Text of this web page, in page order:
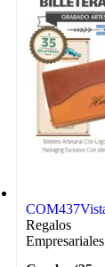
COM437
Regalos
Empresariales